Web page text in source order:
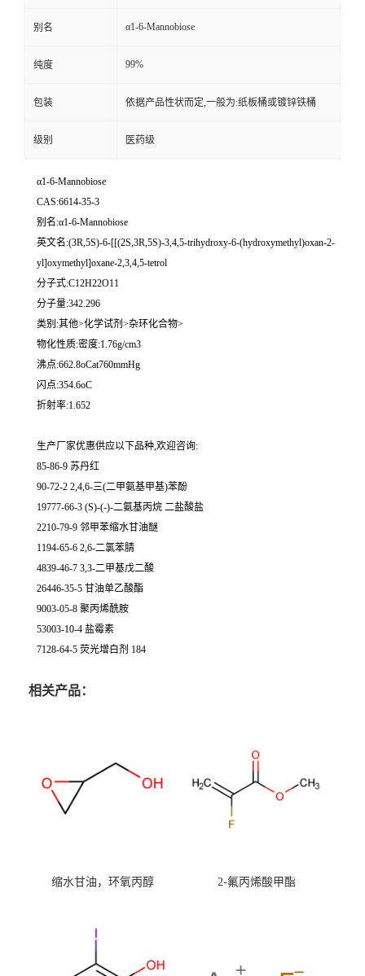
别名 α1-6-Mannobiose
纯度 99%
包装 依据产品性状而定,一般为:纸板桶或镀锌铁桶
级别 医药级
α1-6-Mannobiose
CAS:6614-35-3
别名:α1-6-Mannobiose
英文名:(3R,5S)-6-[[(2S,3R,5S)-3,4,5-trihydroxy-6-(hydroxymethyl)oxan-2-
yl]oxymethyl]oxane-2,3,4,5-tetrol
分子式:C12H22O11
分子量:342.296
类别:其他>化学试剂>杂环化合物>
物化性质:密度:1.76g/cm3
沸点:662.8oCat760mmHg
闪点:354.6oC
折射率:1.652
生产厂家优惠供应以下品种,欢迎咨询:
85-86-9 苏丹红
90-72-2 2,4,6-三(二甲氨基甲基)苯酚
19777-66-3 (S)-(-)-二氨基丙烷 二盐酸盐
2210-79-9 邻甲苯缩水甘油醚
1194-65-6 2,6-二氯苯腈
4839-46-7 3,3-二甲基戊二酸
26446-35-5 甘油单乙酸酯
9003-05-8 聚丙烯酰胺
53003-10-4 盐霉素
7128-64-5 荧光增白剂 184
相关产品：
缩水甘油，环氧丙醇 2-氟丙烯酸甲酯